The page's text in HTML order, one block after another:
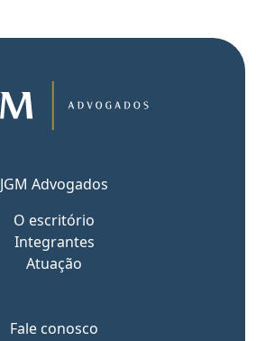
JGM Advogados
O escritório
Integrantes
Atuação
Fale conosco